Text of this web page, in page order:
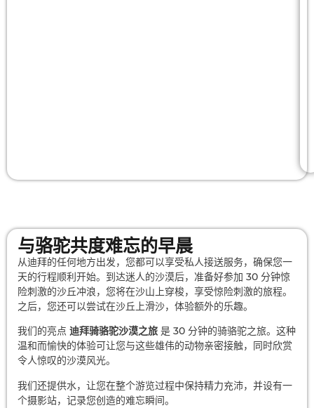
与骆驼共度难忘的早晨
从迪拜的任何地方出发，您都可以享受私人接送服务，确保您一
天的行程顺利开始。到达迷人的沙漠后，准备好参加 30 分钟惊
险刺激的沙丘冲浪，您将在沙山上穿梭，享受惊险刺激的旅程。
之后，您还可以尝试在沙丘上滑沙，体验额外的乐趣。
我们的亮点 迪拜骑骆驼沙漠之旅 是 30 分钟的骑骆驼之旅。这种
温和而愉快的体验可让您与这些雄伟的动物亲密接触，同时欣赏
令人惊叹的沙漠风光。
我们还提供水，让您在整个游览过程中保持精力充沛，并设有一
个摄影站，记录您创造的难忘瞬间。